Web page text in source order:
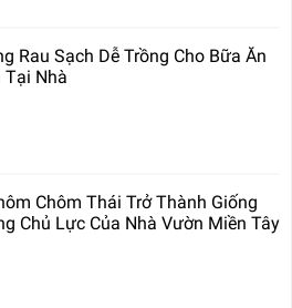
Rau Sạch Dễ Trồng Cho Bữa Ăn
Tại Nhà
Chôm Thái Trở Thành Giống
Chủ Lực Của Nhà Vườn Miền Tây